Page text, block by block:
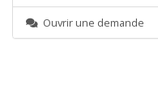
Ouvrir une demande